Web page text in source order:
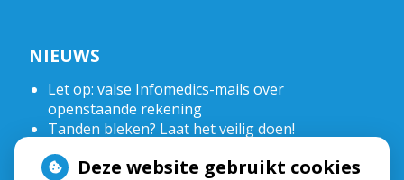
NIEUWS
Let op: valse Infomedics-mails over
openstaande rekening
Tanden bleken? Laat het veilig doen!
mondDeze website gebruikt cookies